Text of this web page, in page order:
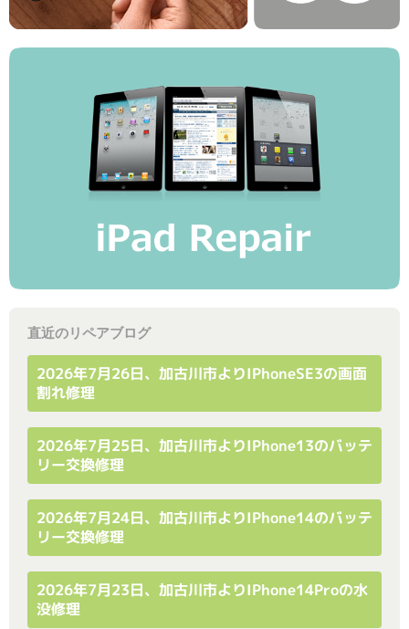
直近のリペアブログ
2026年7月26日、加古川市よりiPhoneSE3の画面
割れ修理
2026年7月25日、加古川市よりiPhone13のバッテ
リー交換修理
2026年7月24日、加古川市よりiPhone14のバッテ
リー交換修理
2026年7月23日、加古川市よりiPhone14Proの水
没修理